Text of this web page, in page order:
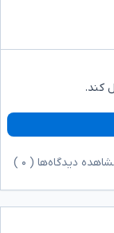
کند.
دیدگاه‌ها ( ۰